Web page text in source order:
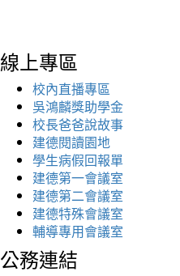
線上專區
校內直播專區
吳鴻麟獎助學金
校長爸爸說故事
建德閱讀園地
學生病假回報單
建德第一會議室
建德第二會議室
建德特殊會議室
輔導專用會議室
公務連結